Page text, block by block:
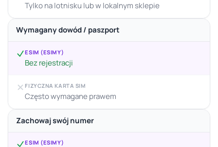
Tylko na lotnisku lub w lokalnym sklepie
Wymagany dowód / paszport
ESIM (ESIMY)
Bez rejestracji
FIZYCZNA KARTA SIM
Często wymagane prawem
Zachowaj swój numer
ESIM (ESIMY)